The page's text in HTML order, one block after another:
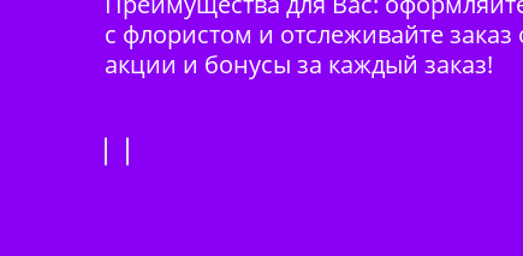
с флористом и отслеживайте
акции и бонусы за каждый заказ!